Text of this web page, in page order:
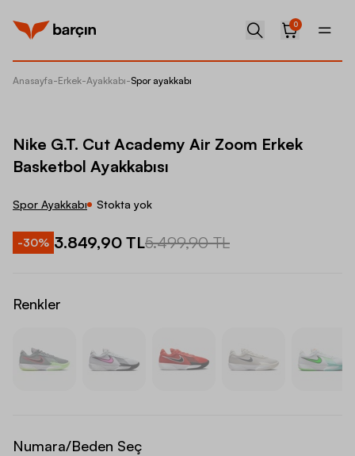
0
Anasayfa-Erkek-Ayakkabı-Spor ayakkabı
Nike G.T. Cut Academy Air Zoom Erkek
Basketbol Ayakkabısı
Spor Ayakkabı Stokta yok
-30% 3.849,90 TL5.499,90 TL
Renkler
Numara/Beden Seç